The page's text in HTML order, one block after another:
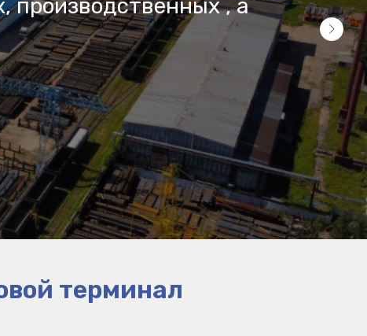
производственных , а
терминал